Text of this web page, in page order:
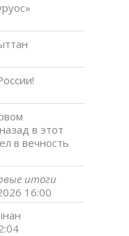
в этот
в вечность
итоги
16:00